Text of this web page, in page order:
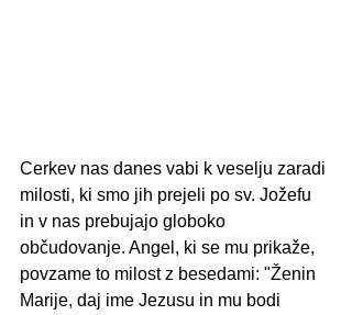
Cerkev nas danes vabi k veselju zaradi
milosti, ki smo jih prejeli po sv. Jožefu
in v nas prebujajo globoko
občudovanje. Angel, ki se mu prikaže,
povzame to milost z besedami: "Ženin
Marije, daj ime Jezusu in mu bodi